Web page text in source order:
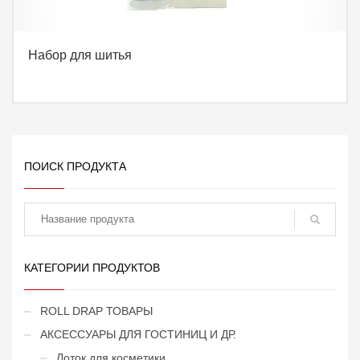
Набор для шитья
ПОИСК ПРОДУКТА
КАТЕГОРИИ ПРОДУКТОВ
ROLL DRAP ТОВАРЫ
АКСЕССУАРЫ ДЛЯ ГОСТИНИЦ И ДР.
Лоток для косметики